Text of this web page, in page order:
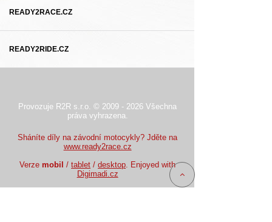
READY2RACE.CZ
READY2RIDE.CZ
Provozuje R2R s.r.o. © 2009 - 2026 Všechna
práva vyhrazena.
Sháníte díly na závodní motocykly? Jděte na
www.ready2race.cz
Verze mobil /tablet /desktop. Enjoyed with
Digimadi.cz